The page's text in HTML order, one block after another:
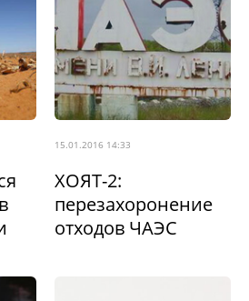
15.01.2016 14:33
ХОЯТ-2:
перезахоронение
отходов ЧАЭС